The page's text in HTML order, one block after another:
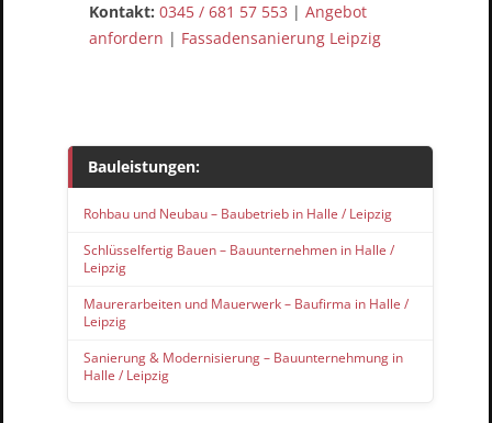
Kontakt: 0345 / 681 57 553 | Angebot
anfordern | Fassadensanierung Leipzig
Bauleistungen:
Rohbau und Neubau – Baubetrieb in Halle / Leipzig
Schlüsselfertig Bauen – Bauunternehmen in Halle /
Leipzig
Maurerarbeiten und Mauerwerk – Baufirma in Halle /
Leipzig
Sanierung & Modernisierung – Bauunternehmung in
Halle / Leipzig